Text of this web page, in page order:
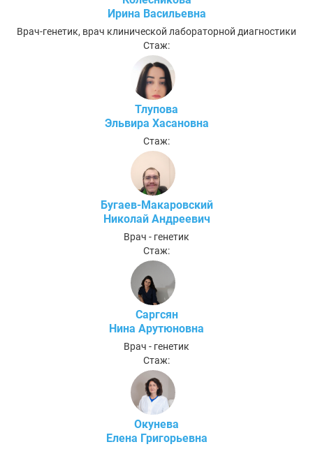
Ирина Васильевна
Врач-генетик, врач клинической лабораторной диагностики
Стаж:
Тлупова
Эльвира Хасановна
Стаж:
Бугаев-Макаровский
Николай Андреевич
Врач - генетик
Стаж:
Саргсян
Нина Арутюновна
Врач - генетик
Стаж:
Окунева
Елена Григорьевна